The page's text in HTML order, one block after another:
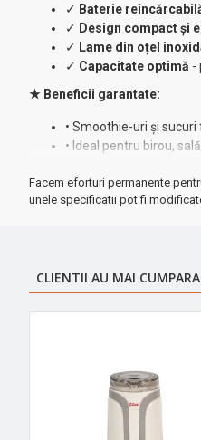
✓ Baterie
✓ Design compact și
✓ Lame din oțel
✓ Capacitate optimă -
★ Beneficii garantate:
• Smoothie-uri și
• Ideal pentru birou,
• Funcționare
Facem eforturi permanente
unele specificatii pot fi
CLIENTII AU MAI